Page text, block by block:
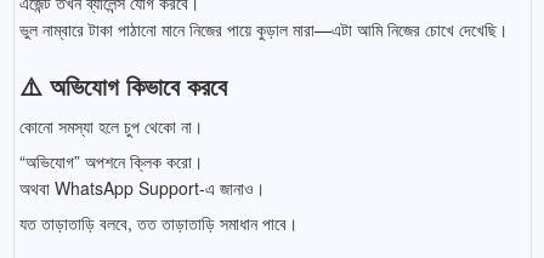
ভুল নাম্বারে টাকা পাঠানো মানে নিজের পায়ে কুড়াল মারা—এটা আমি নিজের চোখে দেখেছি।
⚠️ অভিযোগ কিভাবে করবে
কোনো সমস্যা হলে চুপ থেকো না।
“অভিযোগ” অপশনে ক্লিক করো।
অথবা WhatsApp Support-এ জানাও।
যত তাড়াতাড়ি বলবে, তত তাড়াতাড়ি সমাধান পাবে।